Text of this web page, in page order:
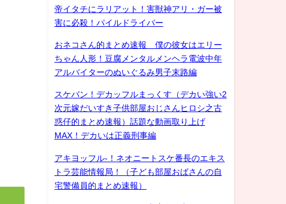
帝イタチにラリアット！害獣神アリ・ガー被
害に必殺！パイルドライバー
おネコさん的まとめ速報 僕の彼女はエリー
ちゃん人形！豆腐メンタルメンヘラ電波中年
アルバイターのぬいぐるみ男子末路編
スケバン！デカッフルまっくす（デカい強い2
次元嫁だいすき子供部屋おじさんヒロシ之古
惑仔的まとめ速報）話題な動画取り上げ
MAX！デカいは正義刑事編
アキヨッフル-！ネオニートスケ番長のエキス
トラ芸能情報局！（子ども部屋おばさんの自
宅警備員的まとめ速報）